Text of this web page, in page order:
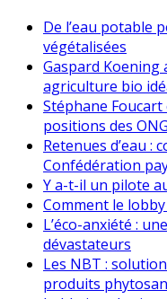
De l’eau potable
végétalisées
Gaspard Koening
agriculture bio
Stéphane
positions des
Retenues d’eau :
Confédération
Y a-t-il un pilote
Comment le
L’éco-anxiété :
dévastateurs
Les NBT :
produits